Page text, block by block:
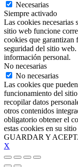
Necesarias
Siempre activado
Las cookies necesarias
sitio web funcione
cookies que garantizan
seguridad del sitio
información personal.
No necesarias
No necesarias
Las cookies que
funcionamiento del
recopilar datos
otros contenidos
obligatorio obtener el
estas cookies en su
GUARDAR Y
X